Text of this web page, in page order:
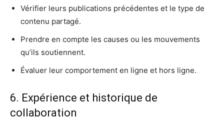
Vérifier leurs publications précédentes et le type de
contenu partagé.
Prendre en compte les causes ou les mouvements
qu’ils soutiennent.
Évaluer leur comportement en ligne et hors ligne.
6. Expérience et historique de
collaboration